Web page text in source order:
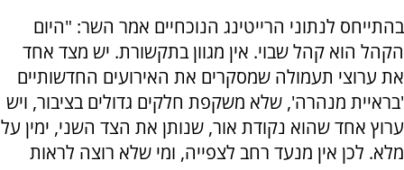
בהתייחס לנתוני הרייטינג הנוכחיים אמר השר: "היום
הקהל הוא קהל שבוי. אין מגוון בתקשורת. יש מצד אחד
את ערוצי תעמולה שמסקרים את האירועים החדשותיים
'בראיית מנהרה', שלא משקפת חלקים גדולים בציבור, ויש
ערוץ אחד שהוא נקודת אור, שנותן את הצד השני, ימין על
מלא. לכן אין מנעד רחב לצפייה, ומי שלא רוצה לראות